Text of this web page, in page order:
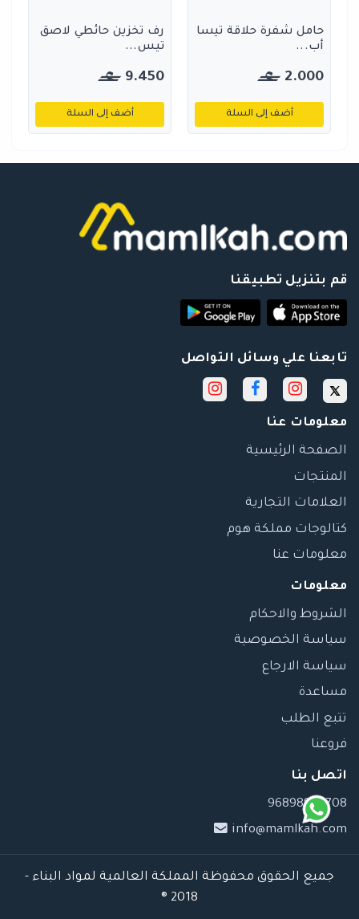
حامل شفرة حلاقة تيسا
أب...
2.000
أضف إلى السلة
رف تخزين حائطي لاصق
تيس...
9.450
أضف إلى السلة
قم بتنزيل تطبيقنا
تابعنا علي وسائل التواصل
معلومات عنا
الصفحة الرئيسية
المنتجات
العلامات التجارية
كتالوجات مملكة هوم
معلومات عنا
معلومات
الشروط والاحكام
سياسة الخصوصية
سياسة الارجاع
مساعدة
تتبع الطلب
فروعنا
اتصل بنا
96898989708
info@mamlkah.com
جميع الحقوق محفوظة المملكة العالمية لمواد البناء -
2018 ®